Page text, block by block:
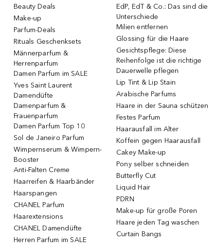
Beauty Deals
Make-up
Parfum-Deals
Rituals Geschenksets
Männerparfum &
Herrenparfum
Damen Parfum im SALE
Yves Saint Laurent
Damendüfte
Damenparfum &
Frauenparfum
Damen Parfum Top 10
Sol de Janeiro Parfum
Wimpernserum & Wimpern-
Booster
Anti-Falten Creme
Haarreifen & Haarbänder
Haarspangen
CHANEL Parfum
Haarextensions
CHANEL Damendüfte
Herren Parfum im SALE
EdP, EdT & Co.: Das sind die
Unterschiede
Milien entfernen
Glossing für die Haare
Gesichtspflege: Diese
Reihenfolge ist die richtige
Dauerwelle pflegen
Lip Tint & Lip Stain
Arabische Parfums
Haare in der Sauna schützen
Festes Parfum
Haarausfall im Alter
Koffein gegen Haarausfall
Cakey Make-up
Pony selber schneiden
Butterfly Cut
Liquid Hair
PDRN
Make-up für große Poren
Haare jeden Tag waschen
Curtain Bangs